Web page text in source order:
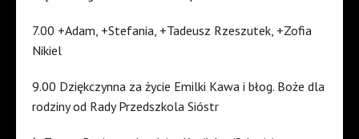
7.00 +Adam, +Stefania, +Tadeusz Rzeszutek, +Zofia
Nikiel
9.00 Dziękczynna za życie Emilki Kawa i błog. Boże dla
rodziny od Rady Przedszkola Sióstr